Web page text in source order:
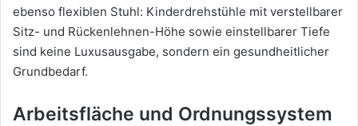
ebenso flexiblen Stuhl: Kinderdrehstühle mit verstellbarer
Sitz- und Rückenlehnen-Höhe sowie einstellbarer Tiefe
sind keine Luxusausgabe, sondern ein gesundheitlicher
Grundbedarf.
Arbeitsfläche und Ordnungssystem